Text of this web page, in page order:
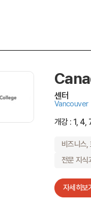
센터
Vancouver
개강 : 1, 4,
비즈니스,
전문 지식
자세히보